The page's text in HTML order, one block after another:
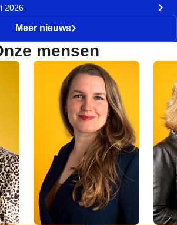
2026
Meer nieuws
mensen